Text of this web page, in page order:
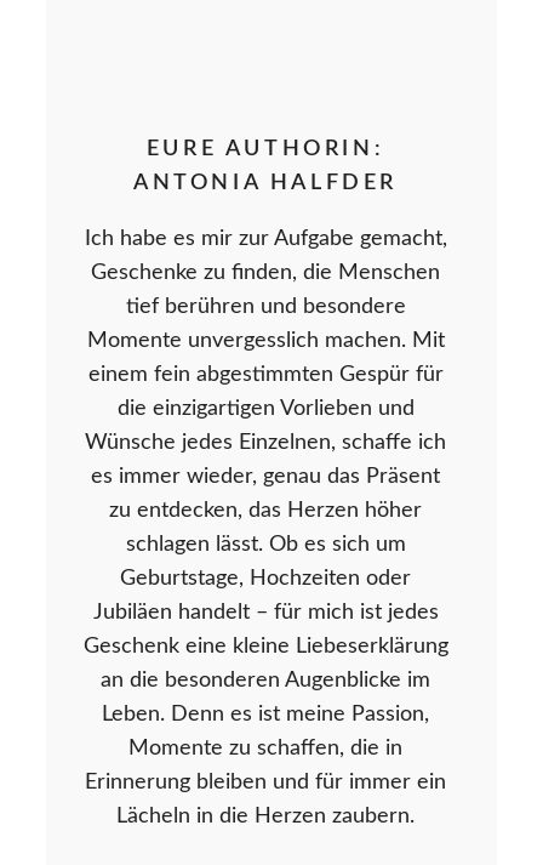
EURE AUTHORIN:
ANTONIA HALFDER
Ich habe es mir zur Aufgabe gemacht,
Geschenke zu finden, die Menschen
tief berühren und besondere
Momente unvergesslich machen. Mit
einem fein abgestimmten Gespür für
die einzigartigen Vorlieben und
Wünsche jedes Einzelnen, schaffe ich
es immer wieder, genau das Präsent
zu entdecken, das Herzen höher
schlagen lässt. Ob es sich um
Geburtstage, Hochzeiten oder
Jubiläen handelt – für mich ist jedes
Geschenk eine kleine Liebeserklärung
an die besonderen Augenblicke im
Leben. Denn es ist meine Passion,
Momente zu schaffen, die in
Erinnerung bleiben und für immer ein
Lächeln in die Herzen zaubern.